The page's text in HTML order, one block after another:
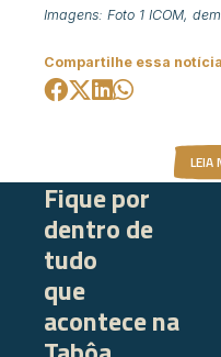
Imagens: Foto 1 ICOM,
Compartilhe essa
LEIA
Fique por
dentro de
tudo
que
acontece na